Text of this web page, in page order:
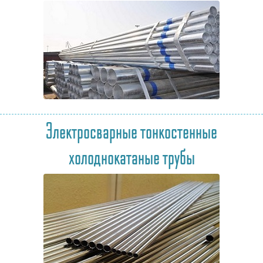
Электросварные тонкостенные
холоднокатаные трубы